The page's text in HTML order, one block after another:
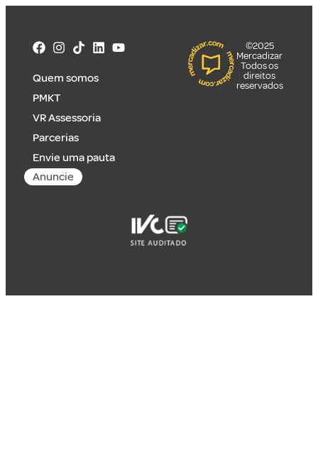
Quem somos
PMKT
VR Assessoria
Parcerias
Envie uma pauta
Anuncie
©2025
Mercadizar
Todos os
direitos
reservados